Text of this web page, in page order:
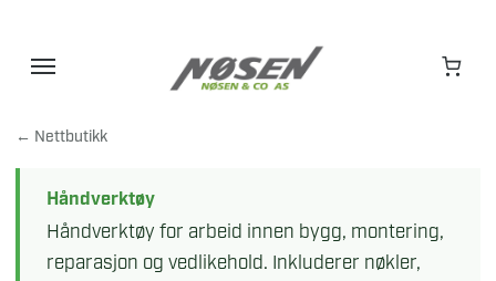
← Nettbutikk
Håndverktøy
Håndverktøy for arbeid innen bygg, montering,
reparasjon og vedlikehold. Inkluderer nøkler,